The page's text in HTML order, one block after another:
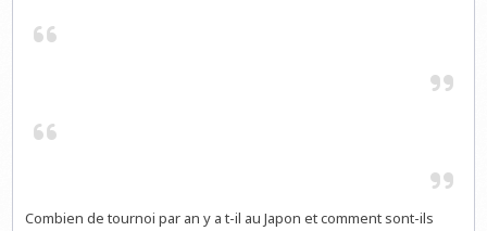
Combien de tournoi par an y a t-il au Japon et comment sont-ils